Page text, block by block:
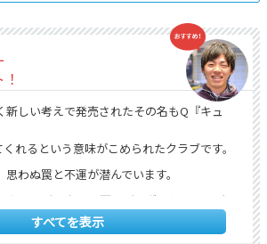
新しい考えで発売されたその名もQ『キュ
れるという意味がこめられたクラブです。
思わぬ罠と不運が潜んでいます。
ウェイバンカー、雨、ディボット、ベアグラ
ルだけが、そんな難しい場所へ行くのか。つ
す。が、しかし、嘆いてばかりはいられませ
る、それもまた、ゴルフなのですから。
すべてを表示